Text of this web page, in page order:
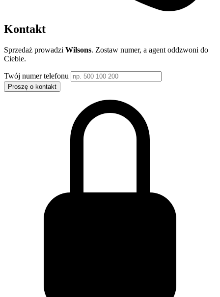
Kontakt
Sprzedaż prowadzi Wilsons. Zostaw numer, a agent oddzwoni do
Ciebie.
Twój numer telefonu
Proszę o kontakt